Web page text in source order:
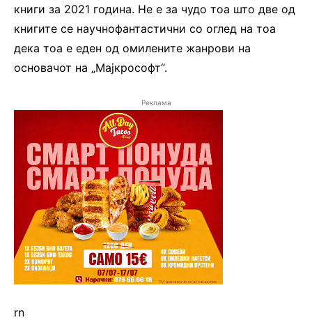
книги за 2021 година. Не е за чудо тоа што две од
книгите се научнофантастични со оглед на тоа
дека тоа е еден од омилените жанрови на
основачот на „Мајкрософт“.
Реклама
rn